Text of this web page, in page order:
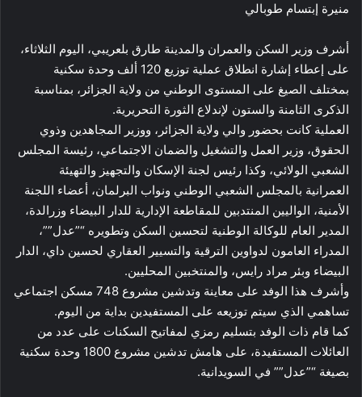
منيرة إبتسام طوبالي
أشرف وزير السكن والعمران والمدينة طارق بلعريبي، اليوم الثلاثاء،
على إعطاء إشارة انطلاق عملية توزيع 120 ألف وحدة سكنية
بمختلف الصيغ على المستوى الوطني من ولاية الجزائر، بمناسبة
الذكرى الثامنة والستون لإندلاع الثورة التحريرية.
العملية كانت بحضور والي ولاية الجزائر، ووزير المجاهدين وذوي
الحقوق، وزير العمل والتشغيل والضمان الاجتماعي، رئيسة المجلس
الشعبي الولائي، وكذا رئيس لجنة الإسكان والتجهيز والتهيئة
العمرانية بالمجلس الشعبي الوطني ونواب البرلمان، أعضاء اللجنة
الأمنية، الواليين المنتدبين للمقاطعة الإدارية للدار البيضاء وزرالدة،
المدير العام للوكالة الوطنية لتحسين السكن وتطويره “”عدل””،
المدراء العامون لدواوين الترقية والتسيير العقاري لحسين داي، الدار
البيضاء وبئر مراد رايس، والمنتخبين المحليين.
وأشرف هذا الوفد على معاينة وتدشين مشروع 748 مسكن اجتماعي
تساهمي الذي سيتم توزيعه على المستفيدين بداية من اليوم.
كما قام ذات الوفد بتسليم رمزي لمفاتيح السكنات على عدد من
العائلات المستفيدة، على هامش تدشين مشروع 1800 وحدة سكنية
بصيغة “”عدل”” في السويدانية.